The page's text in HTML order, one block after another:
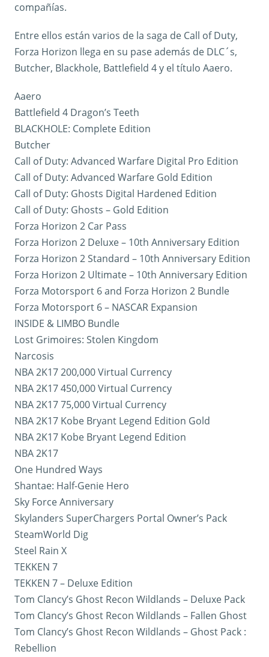
compañías.
Entre ellos están varios de la saga de Call of Duty,
Forza Horizon llega en su pase además de DLC´s,
Butcher, Blackhole, Battlefield 4 y el título Aaero.
Aaero
Battlefield 4 Dragon’s Teeth
BLACKHOLE: Complete Edition
Butcher
Call of Duty: Advanced Warfare Digital Pro Edition
Call of Duty: Advanced Warfare Gold Edition
Call of Duty: Ghosts Digital Hardened Edition
Call of Duty: Ghosts – Gold Edition
Forza Horizon 2 Car Pass
Forza Horizon 2 Deluxe – 10th Anniversary Edition
Forza Horizon 2 Standard – 10th Anniversary Edition
Forza Horizon 2 Ultimate – 10th Anniversary Edition
Forza Motorsport 6 and Forza Horizon 2 Bundle
Forza Motorsport 6 – NASCAR Expansion
INSIDE & LIMBO Bundle
Lost Grimoires: Stolen Kingdom
Narcosis
NBA 2K17 200,000 Virtual Currency
NBA 2K17 450,000 Virtual Currency
NBA 2K17 75,000 Virtual Currency
NBA 2K17 Kobe Bryant Legend Edition Gold
NBA 2K17 Kobe Bryant Legend Edition
NBA 2K17
One Hundred Ways
Shantae: Half-Genie Hero
Sky Force Anniversary
Skylanders SuperChargers Portal Owner’s Pack
SteamWorld Dig
Steel Rain X
TEKKEN 7
TEKKEN 7 – Deluxe Edition
Tom Clancy’s Ghost Recon Wildlands – Deluxe Pack
Tom Clancy’s Ghost Recon Wildlands – Fallen Ghost
Tom Clancy’s Ghost Recon Wildlands – Ghost Pack :
Rebellion